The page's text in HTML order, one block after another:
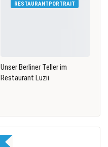
RESTAURANTPORTRAIT
Unser Berliner Teller im
Restaurant Luzii